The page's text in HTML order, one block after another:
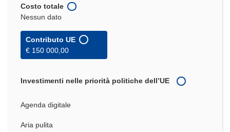
Costo totale
Nessun dato
Contributo UE
€ 150 000,00
Investimenti nelle priorità politiche dell’UE
Agenda digitale
Aria pulita